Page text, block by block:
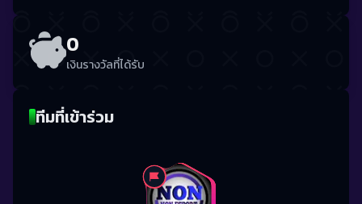
0
เงินรางวัลที่ได้รับ
ทีมที่เข้าร่วม